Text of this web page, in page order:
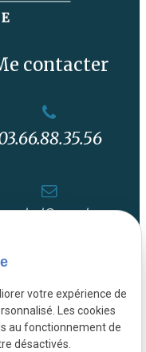
contacter
contact@avocat-
Avenue Jean Lebas
59100 ROUBAIX
votre expérience de
Les cookies
au fonctionnement de
désactivés.